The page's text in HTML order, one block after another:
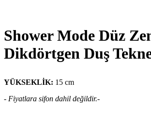
Shower Mode Düz
Dikdörtgen Duş
YÜKSEKLİK: 15 cm
- Fiyatlara sifon dahil değildir.-